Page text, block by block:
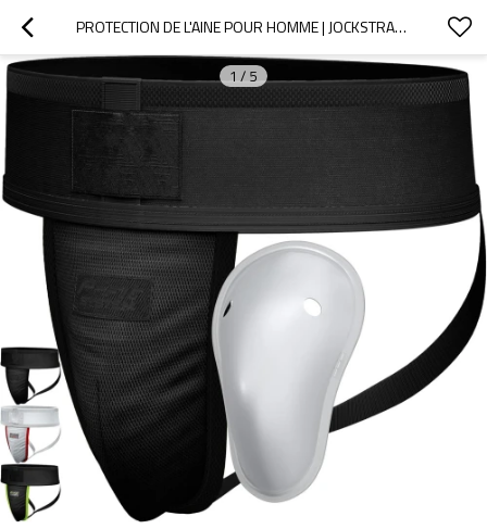
PROTECTION DE L'AINE POUR HOMME | JOCKSTRAP ATHLÉTIQUE | COQUE AMOVIBLE EN TPE AVEC REMBOURRAGE EN SILICONE | PROTECTION POUR LE BASEBALL ET AUTRES SPORTS
1 / 5